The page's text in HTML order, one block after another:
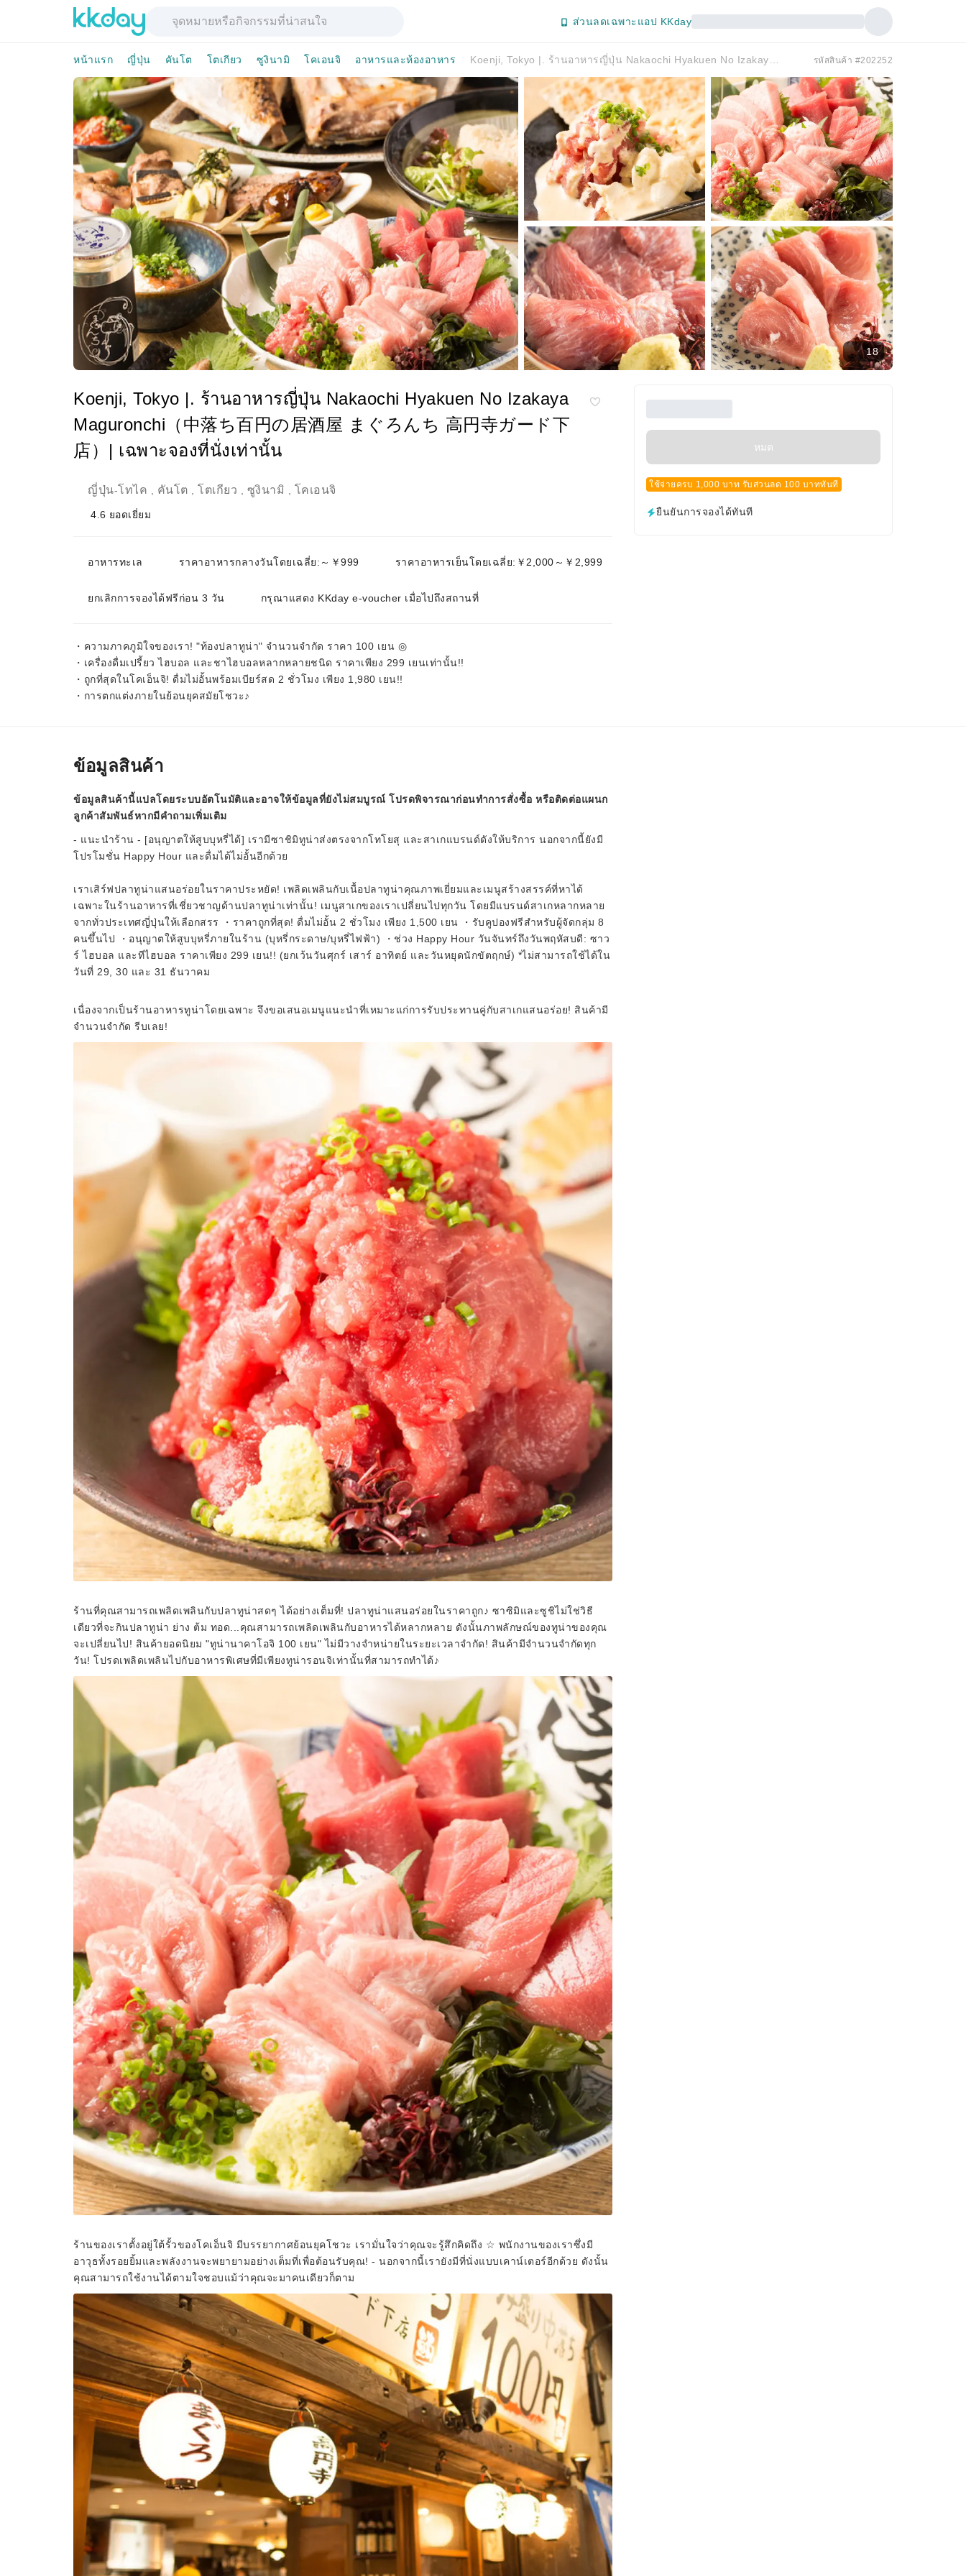
ส่วนลดเฉพาะแอป KKday
หน้าแรก ญี่ปุ่น คันโต โตเกียว ซูงินามิ โคเอนจิ อาหารและห้องอาหาร รหัสสินค้า #202252
18
Koenji, Tokyo |. ร้านอาหารญี่ปุ่น Nakaochi Hyakuen No Izakaya
Maguronchi（中落ち百円の居酒屋 まぐろんち 高円寺ガード下
店）| เฉพาะจองที่นั่งเท่านั้น
ญี่ปุ่น-โทไค คันโต โตเกียว ซูงินามิ โคเอนจิ
4.6 ยอดเยี่ยม
อาหารทะเล ราคาอาหารกลางวันโดยเฉลี่ย:～￥999 ราคาอาหารเย็นโดยเฉลี่ย:￥2,000～￥2,999
ยกเลิกการจองได้ฟรีก่อน 3 วัน กรุณาแสดง KKday e-voucher เมื่อไปถึงสถานที่
・ความภาคภูมิใจของเรา! "ท้องปลาทูน่า" จำนวนจำกัด ราคา 100 เยน ◎
・เครื่องดื่มเปรี้ยว ไฮบอล และชาไฮบอลหลากหลายชนิด ราคาเพียง 299 เยนเท่านั้น!!
・ถูกที่สุดในโคเอ็นจิ! ดื่มไม่อั้นพร้อมเบียร์สด 2 ชั่วโมง เพียง 1,980 เยน!!
・การตกแต่งภายในย้อนยุคสมัยโชวะ♪
หมด
ใช้จ่ายครบ 1,000 บาท รับส่วนลด 100 บาททันที
ยืนยันการจองได้ทันที
ข้อมูลสินค้า
ข้อมูลสินค้านี้แปลโดยระบบอัตโนมัติและอาจให้ข้อมูลที่ยังไม่สมบูรณ์ โปรดพิจารณาก่อนทำการสั่งซื้อ หรือติดต่อแผนก
ลูกค้าสัมพันธ์หากมีคำถามเพิ่มเติม
- แนะนำร้าน - [อนุญาตให้สูบบุหรี่ได้] เรามีซาชิมิทูน่าส่งตรงจากโทโยสุ และสาเกแบรนด์ดังให้บริการ นอกจากนี้ยังมี
โปรโมชั่น Happy Hour และดื่มได้ไม่อั้นอีกด้วย
เราเสิร์ฟปลาทูน่าแสนอร่อยในราคาประหยัด! เพลิดเพลินกับเนื้อปลาทูน่าคุณภาพเยี่ยมและเมนูสร้างสรรค์ที่หาได้
เฉพาะในร้านอาหารที่เชี่ยวชาญด้านปลาทูน่าเท่านั้น! เมนูสาเกของเราเปลี่ยนไปทุกวัน โดยมีแบรนด์สาเกหลากหลาย
จากทั่วประเทศญี่ปุ่นให้เลือกสรร ・ราคาถูกที่สุด! ดื่มไม่อั้น 2 ชั่วโมง เพียง 1,500 เยน ・รับคูปองฟรีสำหรับผู้จัดกลุ่ม 8
คนขึ้นไป ・อนุญาตให้สูบบุหรี่ภายในร้าน (บุหรี่กระดาษ/บุหรี่ไฟฟ้า) ・ช่วง Happy Hour วันจันทร์ถึงวันพฤหัสบดี: ซาว
ร์ ไฮบอล และทีไฮบอล ราคาเพียง 299 เยน!! (ยกเว้นวันศุกร์ เสาร์ อาทิตย์ และวันหยุดนักขัตฤกษ์) *ไม่สามารถใช้ได้ใน
วันที่ 29, 30 และ 31 ธันวาคม
เนื่องจากเป็นร้านอาหารทูน่าโดยเฉพาะ จึงขอเสนอเมนูแนะนำที่เหมาะแก่การรับประทานคู่กับสาเกแสนอร่อย! สินค้ามี
จำนวนจำกัด รีบเลย!
ร้านที่คุณสามารถเพลิดเพลินกับปลาทูน่าสดๆ ได้อย่างเต็มที่! ปลาทูน่าแสนอร่อยในราคาถูก♪ ซาซิมิและซูชิไม่ใช่วิธี
เดียวที่จะกินปลาทูน่า ย่าง ต้ม ทอด...คุณสามารถเพลิดเพลินกับอาหารได้หลากหลาย ดังนั้นภาพลักษณ์ของทูน่าของคุณ
จะเปลี่ยนไป! สินค้ายอดนิยม "ทูน่านาคาโอจิ 100 เยน" ไม่มีวางจำหน่ายในระยะเวลาจำกัด! สินค้ามีจำนวนจำกัดทุก
วัน! โปรดเพลิดเพลินไปกับอาหารพิเศษที่มีเพียงทูน่ารอนจิเท่านั้นที่สามารถทำได้♪
ร้านของเราตั้งอยู่ใต้รั้วของโคเอ็นจิ มีบรรยากาศย้อนยุคโชวะ เรามั่นใจว่าคุณจะรู้สึกคิดถึง ☆ พนักงานของเราซึ่งมี
อาวุธทั้งรอยยิ้มและพลังงานจะพยายามอย่างเต็มที่เพื่อต้อนรับคุณ! - นอกจากนี้เรายังมีที่นั่งแบบเคาน์เตอร์อีกด้วย ดังนั้น
คุณสามารถใช้งานได้ตามใจชอบแม้ว่าคุณจะมาคนเดียวก็ตาม